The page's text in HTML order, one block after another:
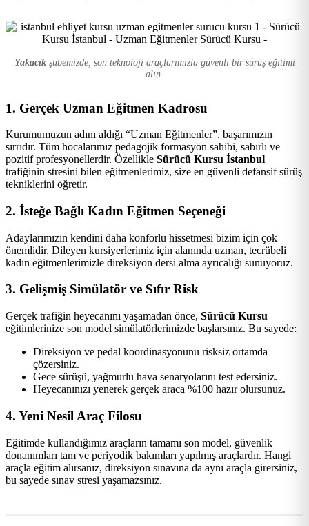
Yakacıkşubemizde, son teknoloji araçlarımızla güvenli bir sürüş eğitimi
alın.
1. Gerçek Uzman Eğitmen Kadrosu
Kurumumuzun adını aldığı “Uzman Eğitmenler”, başarımızın
sırrıdır. Tüm hocalarımız pedagojik formasyon sahibi, sabırlı ve
pozitif profesyonellerdir. Özellikle Sürücü Kursu İstanbul
trafiğinin stresini bilen eğitmenlerimiz, size en güvenli defansif sürüş
tekniklerini öğretir.
2. İsteğe Bağlı Kadın Eğitmen Seçeneği
Adaylarımızın kendini daha konforlu hissetmesi bizim için çok
önemlidir. Dileyen kursiyerlerimiz için alanında uzman, tecrübeli
kadın eğitmenlerimizle direksiyon dersi alma ayrıcalığı sunuyoruz.
3. Gelişmiş Simülatör ve Sıfır Risk
Gerçek trafiğin heyecanını yaşamadan önce, Sürücü Kursu
eğitimlerinize son model simülatörlerimizde başlarsınız. Bu sayede:
Direksiyon ve pedal koordinasyonunu risksiz ortamda
çözersiniz.
Gece sürüşü, yağmurlu hava senaryolarını test edersiniz.
Heyecanınızı yenerek gerçek araca %100 hazır olursunuz.
4. Yeni Nesil Araç Filosu
Eğitimde kullandığımız araçların tamamı son model, güvenlik
donanımları tam ve periyodik bakımları yapılmış araçlardır. Hangi
araçla eğitim alırsanız, direksiyon sınavına da aynı araçla girersiniz,
bu sayede sınav stresi yaşamazsınız.